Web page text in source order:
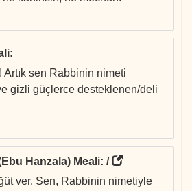
:
Artık sen Rabbinin nimeti
gizli güçlerce desteklenen/deli
Hanzala) Meali: /
ver. Sen, Rabbinin nimetiyle